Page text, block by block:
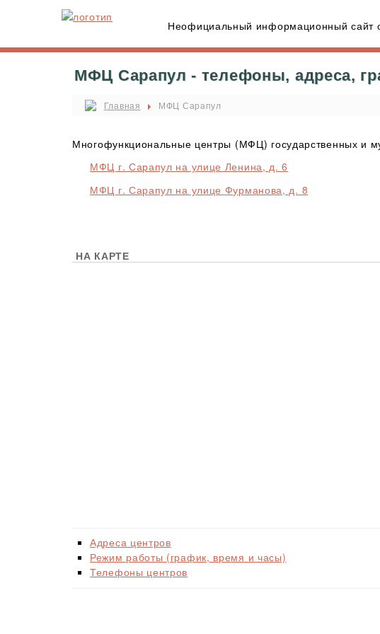
Неофициальный информационный сайт
МФЦ Сарапул - телефоны, адреса,
Главная МФЦ Сарапул
Многофункциональные центры (МФЦ) государственных и
МФЦ г. Сарапул на улице Ленина, д. 6
МФЦ г. Сарапул на улице Фурманова, д. 8
НА КАРТЕ
Адреса центров
Режим работы (график, время и часы)
Телефоны центров